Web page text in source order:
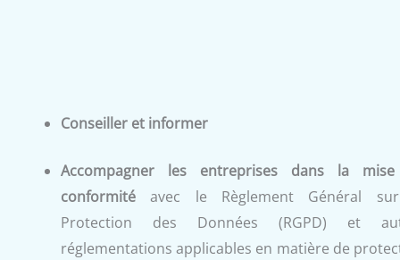
Conseiller et informer
Accompagner les entreprises dans la
conformité avec le Règlement Général
Protection des Données (RGPD) et
réglementations applicables en matière de